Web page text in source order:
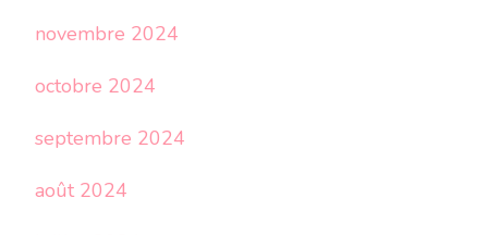
novembre 2024
octobre 2024
septembre 2024
août 2024